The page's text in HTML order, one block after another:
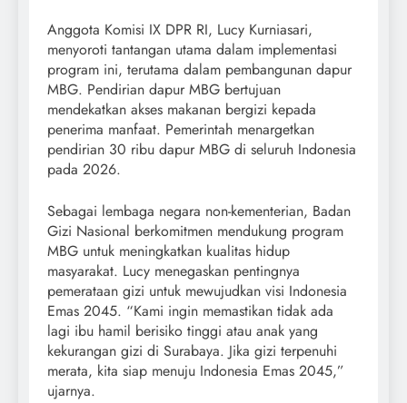
Anggota Komisi IX DPR RI, Lucy Kurniasari,
menyoroti tantangan utama dalam implementasi
program ini, terutama dalam pembangunan dapur
MBG. Pendirian dapur MBG bertujuan
mendekatkan akses makanan bergizi kepada
penerima manfaat. Pemerintah menargetkan
pendirian 30 ribu dapur MBG di seluruh Indonesia
pada 2026.
Sebagai lembaga negara non-kementerian, Badan
Gizi Nasional berkomitmen mendukung program
MBG untuk meningkatkan kualitas hidup
masyarakat. Lucy menegaskan pentingnya
pemerataan gizi untuk mewujudkan visi Indonesia
Emas 2045. “Kami ingin memastikan tidak ada
lagi ibu hamil berisiko tinggi atau anak yang
kekurangan gizi di Surabaya. Jika gizi terpenuhi
merata, kita siap menuju Indonesia Emas 2045,”
ujarnya.